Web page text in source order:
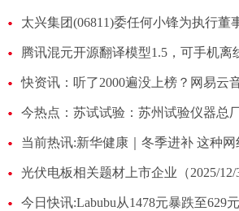
太兴集团(06811)委任何小锋为执行董
腾讯混元开源翻译模型1.5，可手机离